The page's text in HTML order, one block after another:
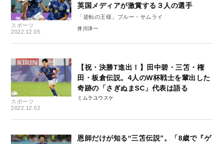
スポーツ
2022.12.05
英国メディアが激賞する３人の選手
「逆転の王様」ブルー・サムライ
井川洋一
スポーツ
2022.12.02
【祝・決勝T進出！】田中碧・三笘・権
田・板倉伝説。4人のW杯戦士を輩出した
奇跡の「さぎぬまSC」代表は語る
ミムラユウスケ
恩師だけが知る“三笘伝説”。「8歳で『ゲ